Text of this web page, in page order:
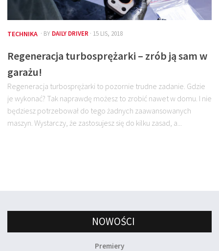
TECHNIKA · BY DAILY DRIVER · 15 LIS, 2018
Regeneracja turbosprężarki – zrób ją sam w
garażu!
Regeneracja turbosprężarki to pozornie trudne zadanie. Gdzie
je wykonać? Tak naprawdę możesz to zrobić nawet w domu. I nie
będziesz potrzebował do tego żadnych zaawansowanych
maszyn. Wystarczy, że zastosujesz się do kilku zasad, a...
NOWOŚCI
Premiery